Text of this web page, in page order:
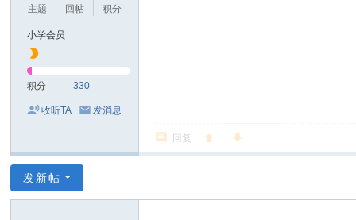
主题
回帖
积分
小学会员
积分 330
收听TA 发消息
回复
发新帖